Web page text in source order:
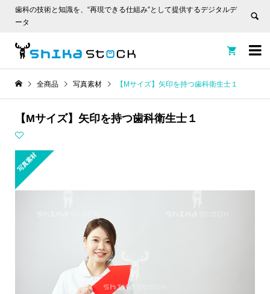
歯科の技術と知識を、“再現できる仕組み”として提供するデジタルデ
ータ


全商品 写真素材 【Mサイズ】矢印を持つ歯科衛生士１
【Mサイズ】矢印を持つ歯科衛生士１
写真素材